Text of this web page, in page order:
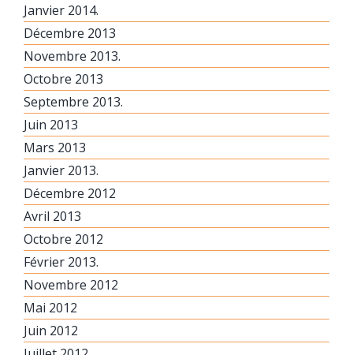
Janvier 2014.
Décembre 2013
Novembre 2013.
Octobre 2013
Septembre 2013.
Juin 2013
Mars 2013
Janvier 2013.
Décembre 2012
Avril 2013
Octobre 2012
Février 2013.
Novembre 2012
Mai 2012
Juin 2012